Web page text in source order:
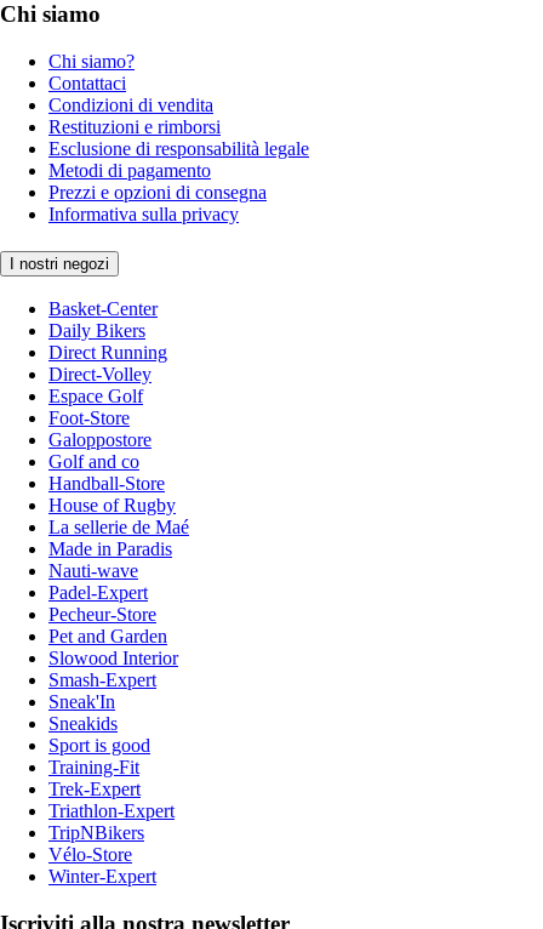
Chi siamo
Chi siamo?
Contattaci
Condizioni di vendita
Restituzioni e rimborsi
Esclusione di responsabilità legale
Metodi di pagamento
Prezzi e opzioni di consegna
Informativa sulla privacy
I nostri negozi
Basket-Center
Daily Bikers
Direct Running
Direct-Volley
Espace Golf
Foot-Store
Galoppostore
Golf and co
Handball-Store
House of Rugby
La sellerie de Maé
Made in Paradis
Nauti-wave
Padel-Expert
Pecheur-Store
Pet and Garden
Slowood Interior
Smash-Expert
Sneak'In
Sneakids
Sport is good
Training-Fit
Trek-Expert
Triathlon-Expert
TripNBikers
Vélo-Store
Winter-Expert
Iscriviti alla nostra newsletter